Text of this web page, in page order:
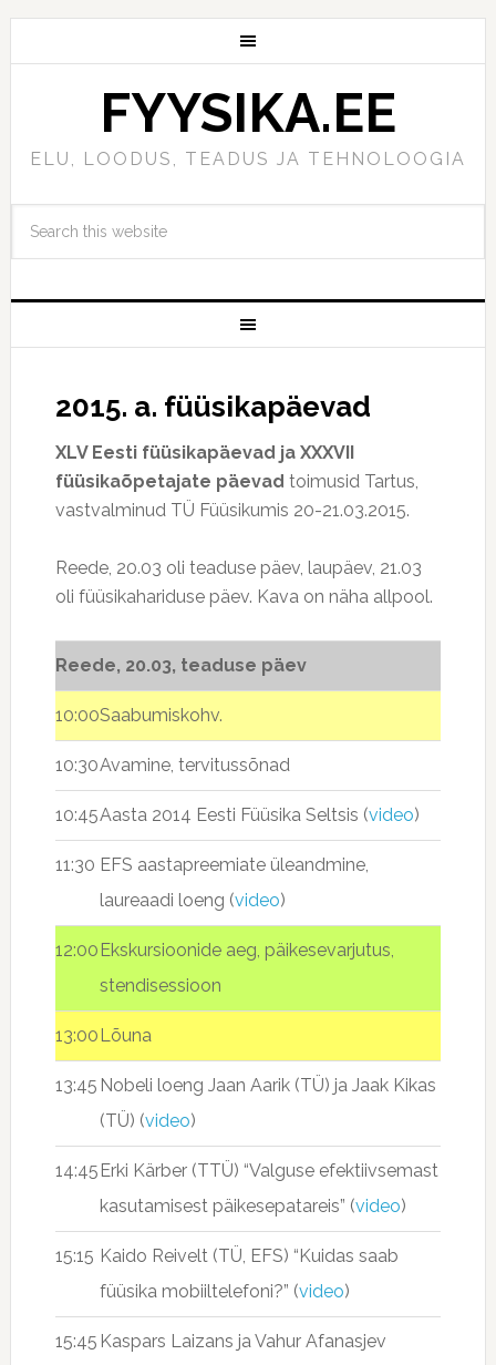
FYYSIKA.EE
ELU, LOODUS, TEADUS JA TEHNOLOOGIA
2015. a. füüsikapäevad
XLV Eesti füüsikapäevad ja XXXVII
füüsikaõpetajate päevad toimusid Tartus,
vastvalminud TÜ Füüsikumis 20-21.03.2015.
Reede, 20.03 oli teaduse päev, laupäev, 21.03
oli füüsikahariduse päev. Kava on näha allpool.
Reede, 20.03, teaduse päev
10:00Saabumiskohv.
10:30Avamine, tervitussõnad
10:45Aasta 2014 Eesti Füüsika Seltsis (video)
11:30 EFS aastapreemiate üleandmine,
laureaadi loeng (video)
12:00 Ekskursioonide aeg, päikesevarjutus,
stendisessioon
13:00 Lõuna
13:45 Nobeli loeng Jaan Aarik (TÜ) ja Jaak Kikas
(TÜ) (video)
14:45 Erki Kärber (TTÜ) “Valguse efektiivsemast
kasutamisest päikesepatareis” (video)
15:15 Kaido Reivelt (TÜ, EFS) “Kuidas saab
füüsika mobiiltelefoni?” (video)
15:45 Kaspars Laizans ja Vahur Afanasjev